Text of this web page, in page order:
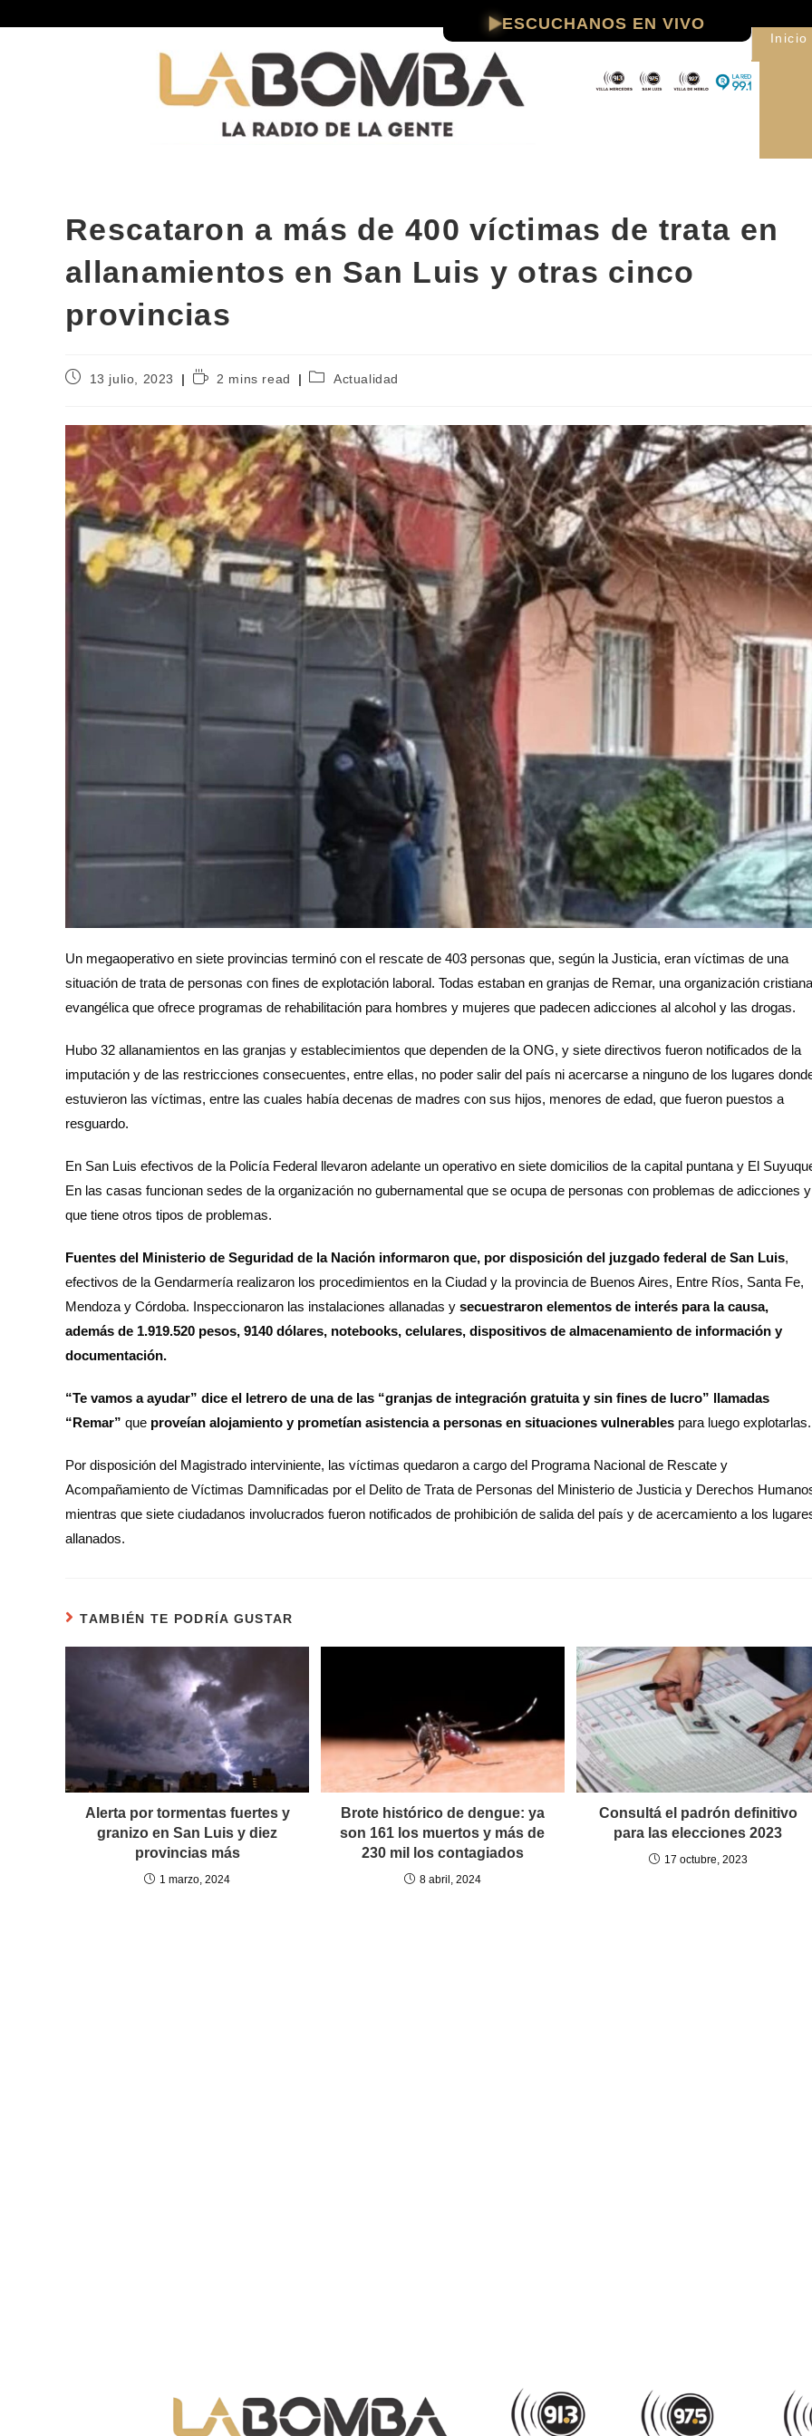
ESCUCHANOS EN VIVO
Inicio
Rescataron a más de 400 víctimas de trata en
allanamientos en San Luis y otras cinco
provincias
13 julio, 2023 2 mins read Actualidad
Un megaoperativo en siete provincias terminó con el rescate de 403 personas que, según la Justicia, eran víctimas de una
situación de trata de personas con fines de explotación laboral. Todas estaban en granjas de Remar, una organización cristiana
evangélica que ofrece programas de rehabilitación para hombres y mujeres que padecen adicciones al alcohol y las drogas.
Hubo 32 allanamientos en las granjas y establecimientos que dependen de la ONG, y siete directivos fueron notificados de la
imputación y de las restricciones consecuentes, entre ellas, no poder salir del país ni acercarse a ninguno de los lugares
estuvieron las víctimas, entre las cuales había decenas de madres con sus hijos, menores de edad, que fueron puestos a
resguardo.
En San Luis efectivos de la Policía Federal llevaron adelante un operativo en siete domicilios de la capital puntana y El
En las casas funcionan sedes de la organización no gubernamental que se ocupa de personas con problemas de adicciones y
que tiene otros tipos de problemas.
Fuentes del Ministerio de Seguridad de la Nación informaron que, por disposición del juzgado federal de San Luis,
efectivos de la Gendarmería realizaron los procedimientos en la Ciudad y la provincia de Buenos Aires, Entre Ríos, Santa Fe,
Mendoza y Córdoba. Inspeccionaron las instalaciones allanadas y secuestraron elementos de interés para la causa,
además de 1.919.520 pesos, 9140 dólares, notebooks, celulares, dispositivos de almacenamiento de información y
documentación.
“Te vamos a ayudar” dice el letrero de una de las “granjas de integración gratuita y sin fines de lucro” llamadas
“Remar” que proveían alojamiento y prometían asistencia a personas en situaciones vulnerables para luego explotarlas.
Por disposición del Magistrado interviniente, las víctimas quedaron a cargo del Programa Nacional de Rescate y
Acompañamiento de Víctimas Damnificadas por el Delito de Trata de Personas del Ministerio de Justicia y Derechos
mientras que siete ciudadanos involucrados fueron notificados de prohibición de salida del país y de acercamiento a los
allanados.
TAMBIÉN TE PODRÍA GUSTAR
Alerta por tormentas fuertes y
granizo en San Luis y diez
provincias más
1 marzo, 2024
Brote histórico de dengue: ya
son 161 los muertos y más de
230 mil los contagiados
8 abril, 2024
Consultá el padrón definitivo
para las elecciones 2023
17 octubre, 2023